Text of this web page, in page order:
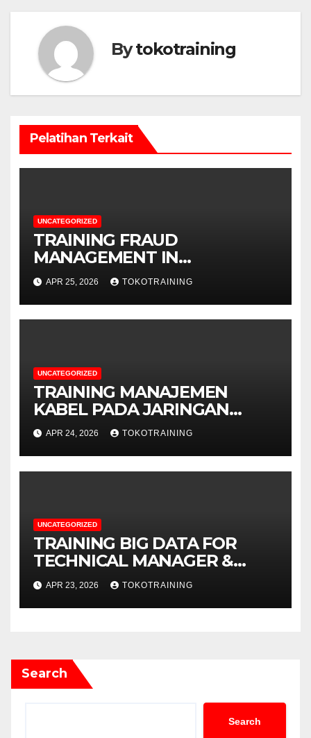
Bytokotraining
Pelatihan Terkait
UNCATEGORIZED
TRAINING FRAUD
MANAGEMENT IN
TELECOMMUNICATION
BUSINESS
APR 25, 2026 TOKOTRAINING
UNCATEGORIZED
TRAINING MANAJEMEN
KABEL PADA JARINGAN
TELEKOMUNIKASI
APR 24, 2026 TOKOTRAINING
UNCATEGORIZED
TRAINING BIG DATA FOR
TECHNICAL MANAGER &
DECISION MAKERS
APR 23, 2026 TOKOTRAINING
Search
Search